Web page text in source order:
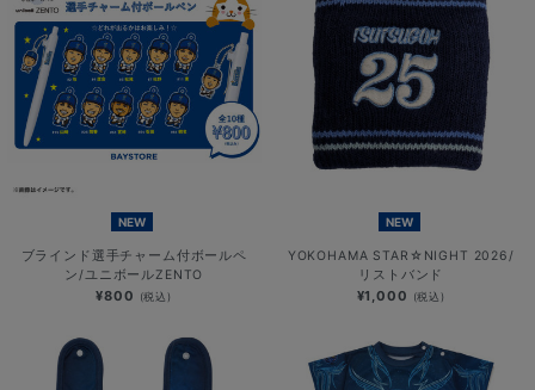
NEW
ブラインド選手チャーム付ボールペ
ン/ユニボールZENTO
¥800 (税込)
NEW
YOKOHAMA STAR☆NIGHT 2026/
リストバンド
¥1,000 (税込)